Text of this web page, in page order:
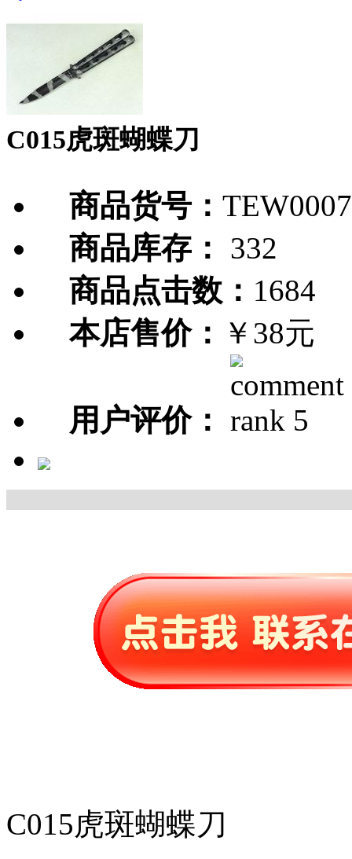
C015虎斑蝴蝶刀
商品货号：
商品库存：
332
商品点击数： 1684
本店售价： ￥38元
用户评价：
C015虎斑蝴蝶刀